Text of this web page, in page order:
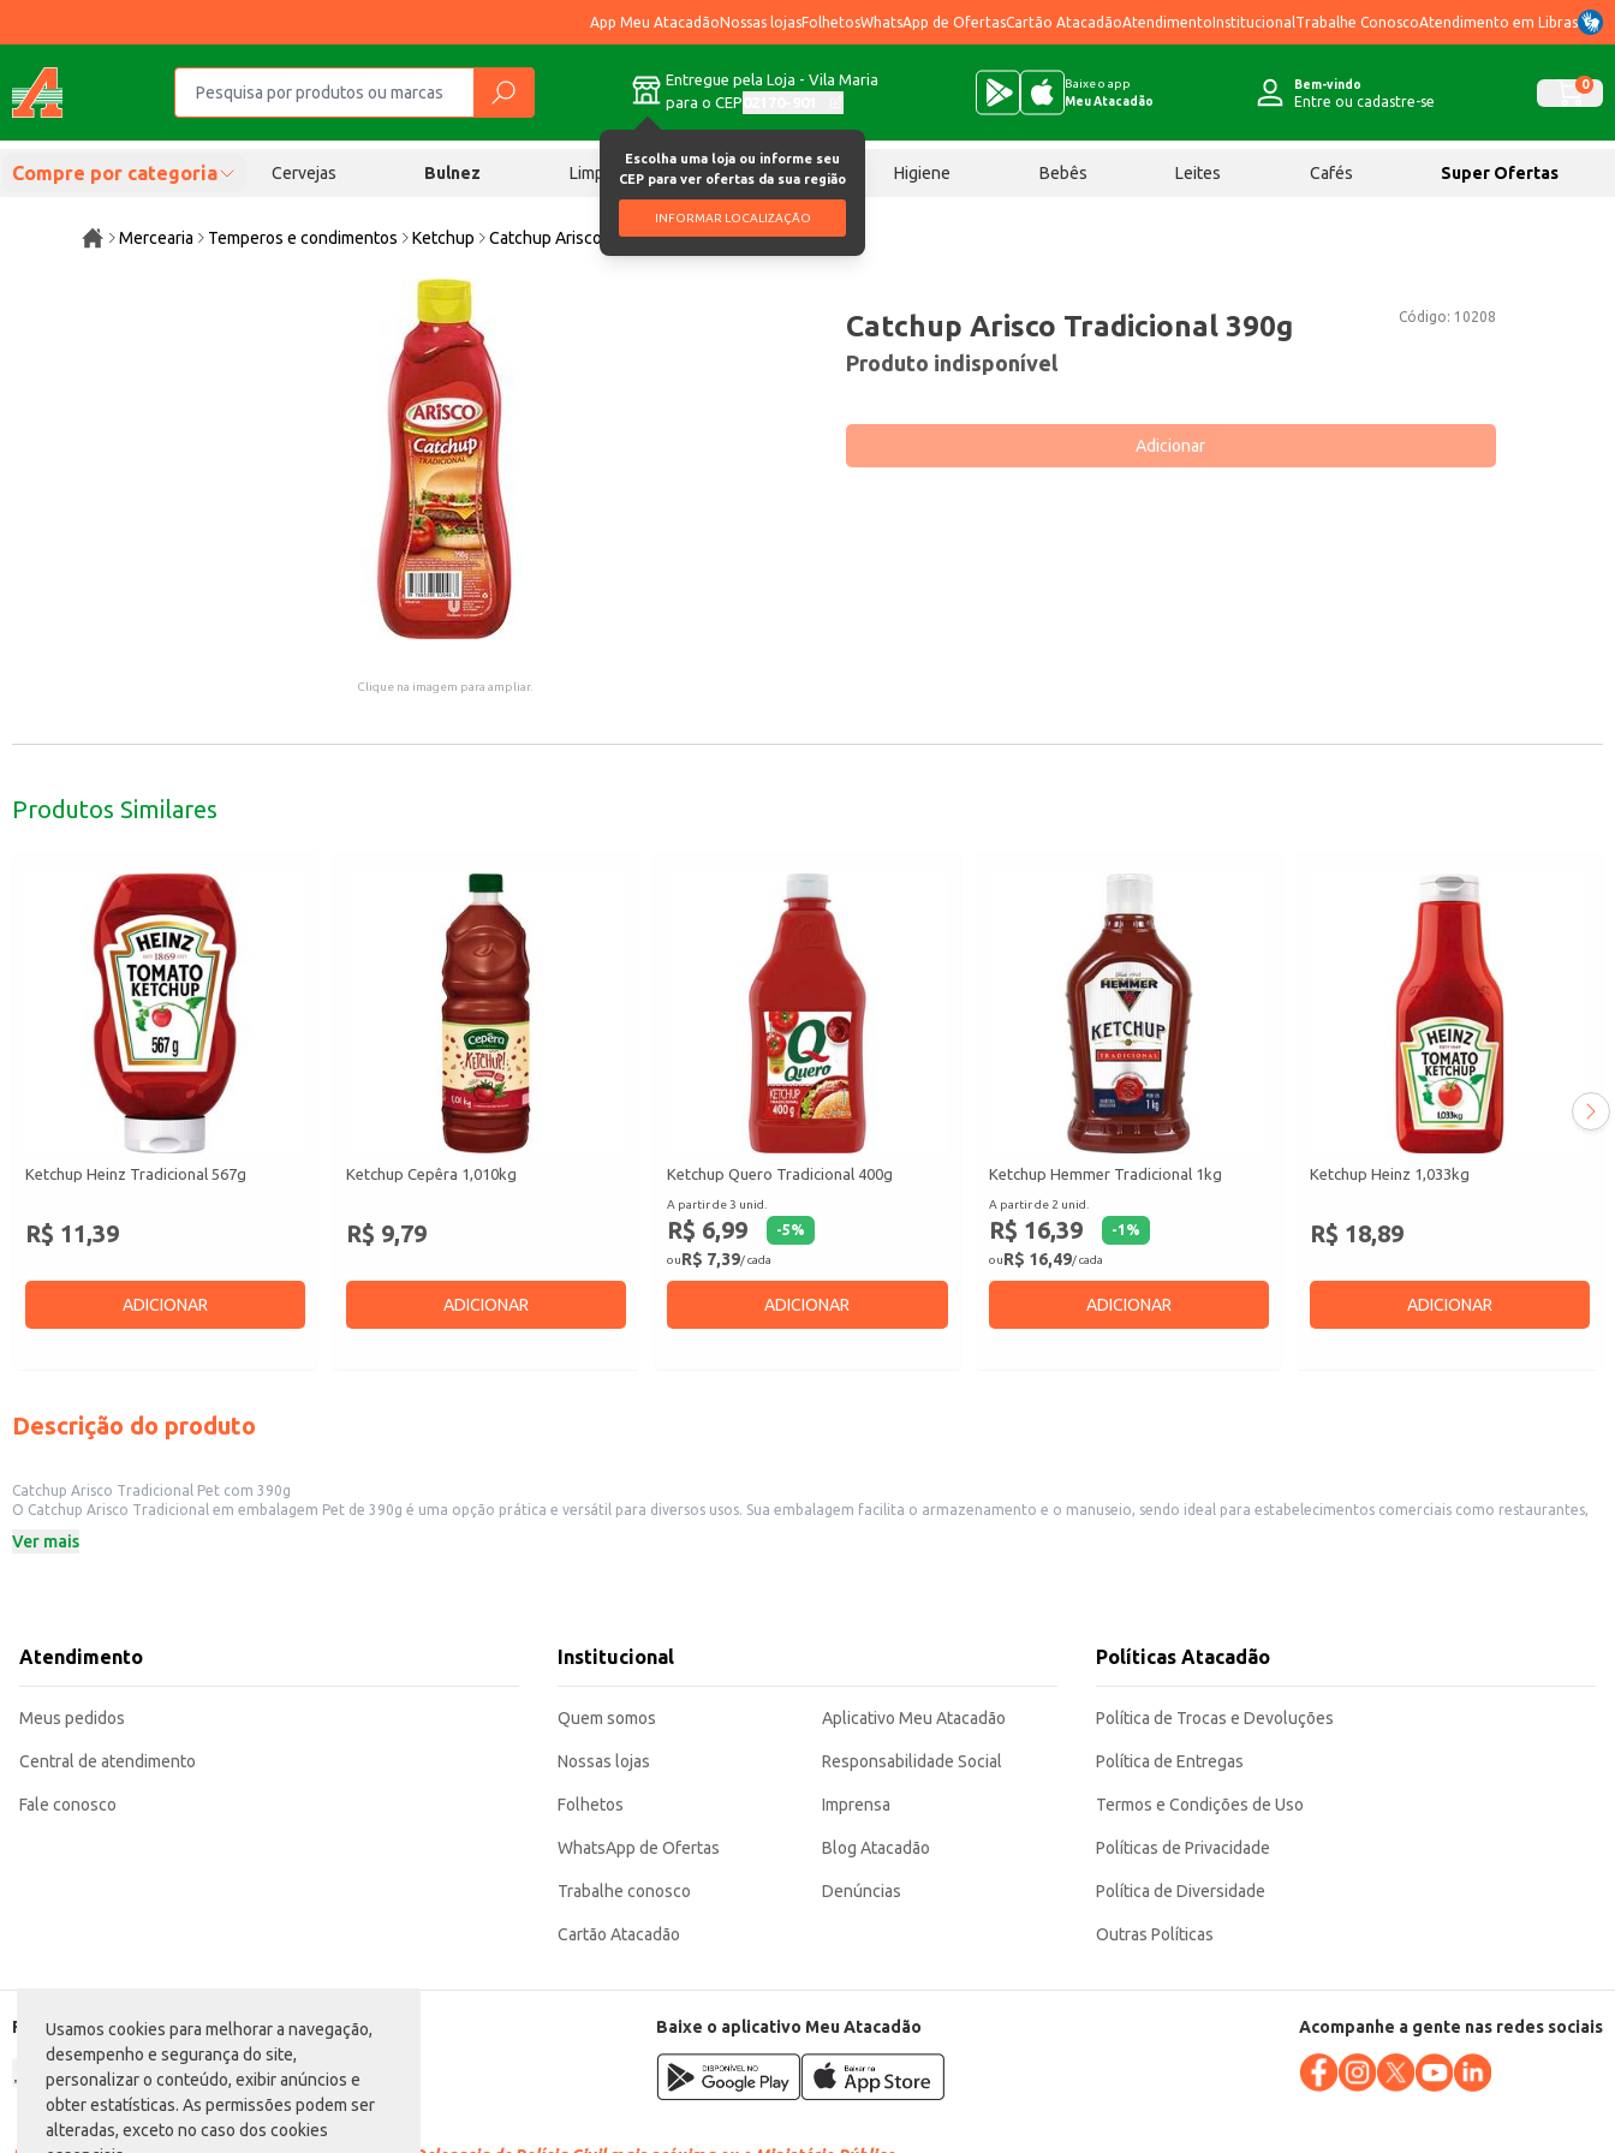
Usamos cookies para melhorar a navegação,
desempenho e segurança do site,
personalizar o conteúdo, exibir anúncios e
obter estatísticas. As permissões podem ser
alteradas, exceto no caso dos cookies
App Meu AtacadãoNossas lojasFolhetosWhatsApp de OfertasCartão AtacadãoAtendimentoInstitucional Trabalhe ConoscoAtendimento em Libras
Entregue pela Loja - Vila Maria
para o CEP
Escolha uma loja ou informe seu
CEP para ver ofertas da sua região
INFORMAR LOCALIZAÇÃO
Baixe o app
Meu Atacadão
Bem-vindo
Entre ou cadastre-se
0
Compre por categoria Cervejas Bulnez Limpeza Chocolates Higiene Bebês Leites Cafés Super Ofertas
Mercearia Temperos e condimentos Ketchup Catchup Arisco Tradicional 390g
Clique na imagem para ampliar.
Código: 10208
Catchup Arisco Tradicional 390g
Produto indisponível
Adicionar
Produtos Similares
Ketchup Heinz Tradicional 567g
R$ 11,39
ADICIONAR
Ketchup Cepêra 1,010kg
R$ 9,79
ADICIONAR
Ketchup Quero Tradicional 400g
A partir de 3 unid.
R$ 6,99 -5%
ouR$ 7,39/ cada
ADICIONAR
Ketchup Hemmer Tradicional 1kg
A partir de 2 unid.
R$ 16,39 -1 %
ouR$ 16,49/ cada
ADICIONAR
Ketchup Heinz 1,033kg
R$ 18,89
ADICIONAR
Descrição do produto
Catchup Arisco Tradicional Pet com 390g
O Catchup Arisco Tradicional em embalagem Pet de 390g é uma opção prática e versátil para diversos usos. Sua embalagem facilita o armazenamento e o manuseio, sendo ideal para estabelecimentos comerciais como restaurantes,
Dicas de uso:
O Catchup Arisco Tradicional oferece um sabor conhecido e apreciado, garantindo satisfação tanto para os estabelecimentos que o oferecem aos seus clientes quanto para os consumidores que o adquirem para uso próprio. Sua
praticidade e rendimento contribuem para uma experiência de compra eficiente e saborosa.
Marca: Arisco
Categoria: Ketchup
EAN: 7891700033640
Ver mais
Atendimento
Meus pedidos
Central de atendimento
Fale conosco
Institucional
Quem somos
Nossas lojas
Folhetos
WhatsApp de Ofertas
Trabalhe conosco
Cartão Atacadão
Aplicativo Meu Atacadão
Responsabilidade Social
Imprensa
Blog Atacadão
Denúncias
Políticas Atacadão
Política de Trocas e Devoluções
Política de Entregas
Termos e Condições de Uso
Políticas de Privacidade
Política de Diversidade
Outras Políticas
Formas de pagamento Baixe o aplicativo Meu Atacadão Acompanhe a gente nas redes sociais